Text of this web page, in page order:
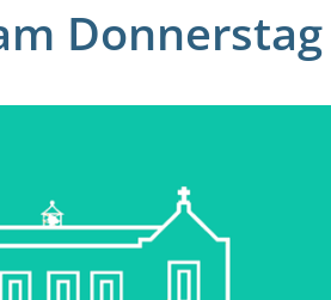
Donnerstag